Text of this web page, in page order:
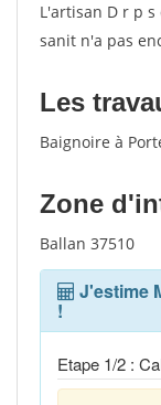
L'artisan D r p
sanit n'a pas
Les
Baignoire à
Zone
Ballan 37510